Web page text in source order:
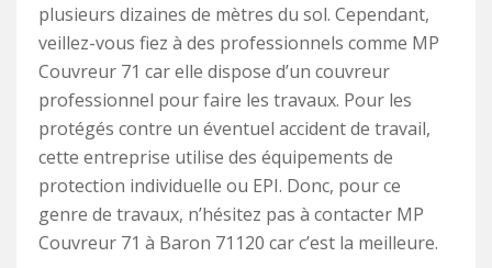
plusieurs dizaines de mètres du sol. Cependant,
veillez-vous fiez à des professionnels comme MP
Couvreur 71 car elle dispose d’un couvreur
professionnel pour faire les travaux. Pour les
protégés contre un éventuel accident de travail,
cette entreprise utilise des équipements de
protection individuelle ou EPI. Donc, pour ce
genre de travaux, n’hésitez pas à contacter MP
Couvreur 71 à Baron 71120 car c’est la meilleure.